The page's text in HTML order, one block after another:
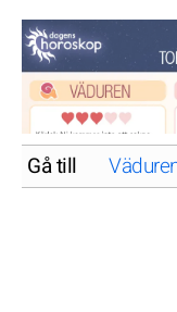
Gå till